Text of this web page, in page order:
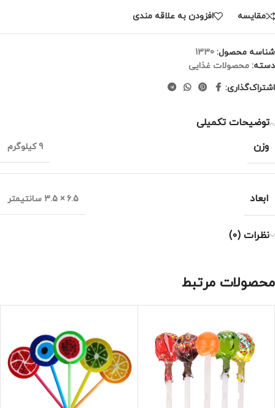
مقايسه افزودن به علاقه مندی
شناسه محصول: 1330
دسته: محصولات غذایی
اشتراک‌گذاری:
توضیحات تکمیلی
وزن
9 کیلوگرم
ابعاد 6.5 × 3.5 سانتیمتر
نظرات (0)
محصولات مرتبط